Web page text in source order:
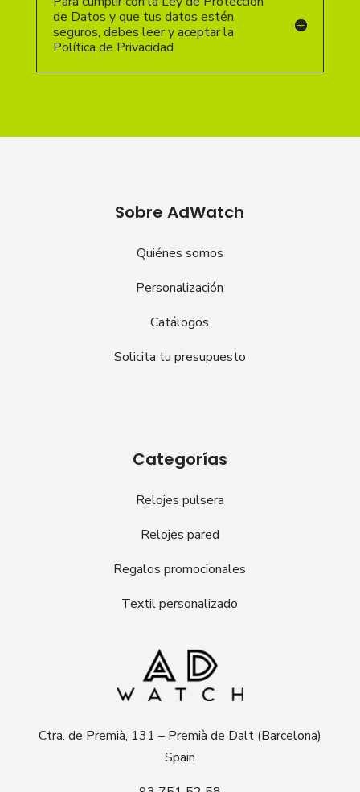
de Datos y que tus datos estén
seguros, debes leer y aceptar la
Política de Privacidad
Sobre AdWatch
Quiénes somos
Personalización
Catálogos
Solicita tu presupuesto
Categorías
Relojes pulsera
Relojes pared
Regalos promocionales
Textil personalizado
Ctra. de Premià, 131 – Premià de Dalt (Barcelona)
Spain